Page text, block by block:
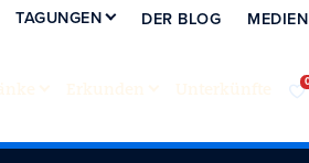
TAGUNGEN DER BLOG MEDIEN